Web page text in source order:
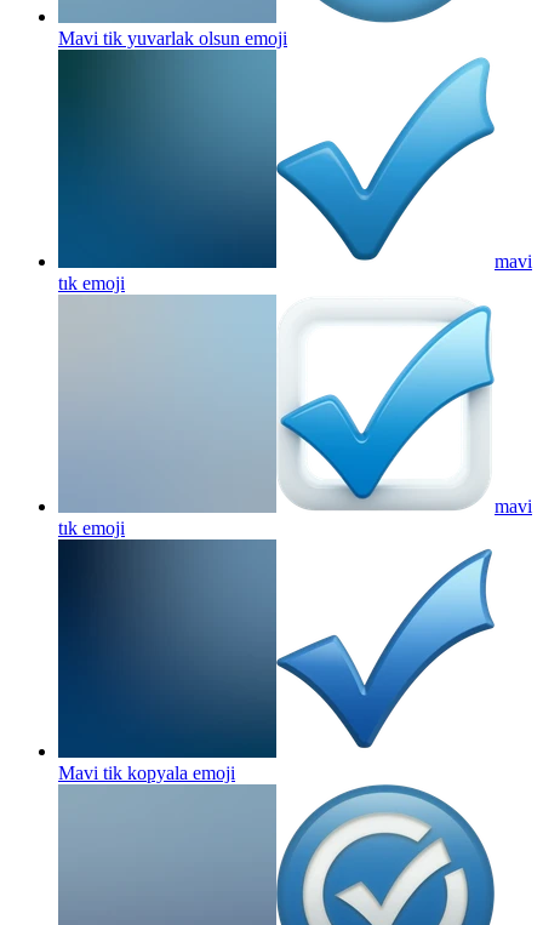
Mavi tik yuvarlak olsun emoji
mavi
tık emoji
mavi
tık emoji
Mavi tik kopyala emoji